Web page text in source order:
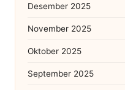
Desember 2025
November 2025
Oktober 2025
September 2025